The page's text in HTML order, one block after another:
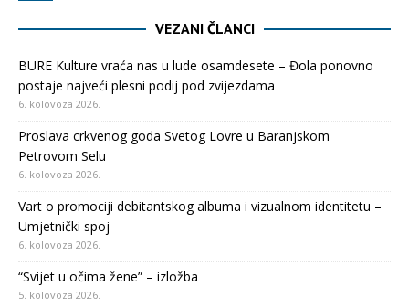
VEZANI ČLANCI
BURE Kulture vraća nas u lude osamdesete – Đola ponovno
postaje najveći plesni podij pod zvijezdama
6. kolovoza 2026.
Proslava crkvenog goda Svetog Lovre u Baranjskom
Petrovom Selu
6. kolovoza 2026.
Vart o promociji debitantskog albuma i vizualnom identitetu –
Umjetnički spoj
6. kolovoza 2026.
“Svijet u očima žene” – izložba
5. kolovoza 2026.